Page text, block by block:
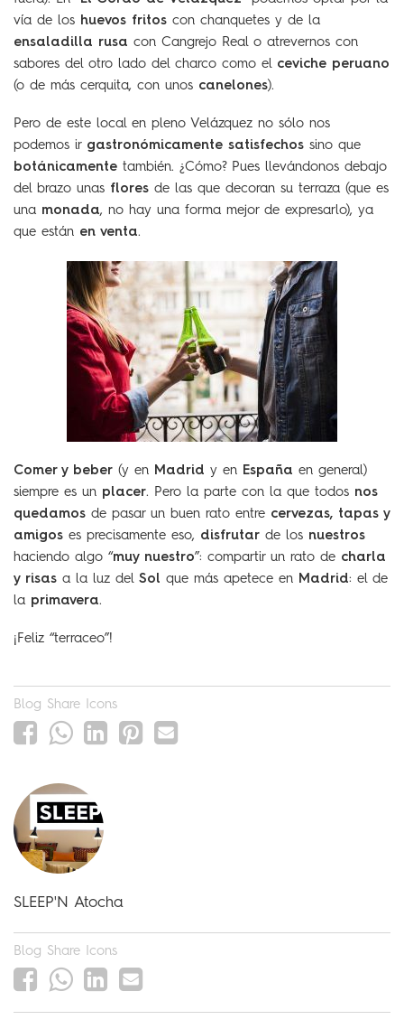
vía de los huevos fritos con chanquetes y de la
ensaladilla rusa con Cangrejo Real o atrevernos con
sabores del otro lado del charco como el ceviche peruano
(o de más cerquita, con unos canelones).
Pero de este local en pleno Velázquez no sólo nos
podemos ir gastronómicamente satisfechos sino que
botánicamente también. ¿Cómo? Pues llevándonos debajo
del brazo unas flores de las que decoran su terraza (que es
una monada, no hay una forma mejor de expresarlo), ya
que están en venta.
Comer y beber (y en Madrid y en España en general)
siempre es un placer. Pero la parte con la que todos nos
quedamos de pasar un buen rato entre cervezas, tapas y
amigos es precisamente eso, disfrutar de los nuestros
haciendo algo “muy nuestro”: compartir un rato de charla
y risas a la luz del Sol que más apetece en Madrid: el de
la primavera.
¡Feliz “terraceo”!
Blog Share Icons
SLEEP'N Atocha
Blog Share Icons